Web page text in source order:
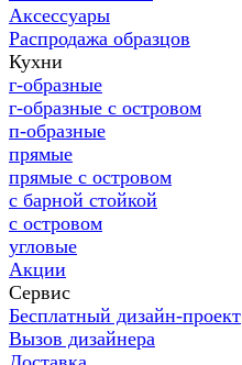
Аксессуары
Распродажа образцов
Кухни
г-образные
г-образные с островом
п-образные
прямые
прямые с островом
с барной стойкой
с островом
угловые
Акции
Сервис
Бесплатный дизайн-проект
Вызов дизайнера